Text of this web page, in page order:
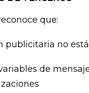
que:
publicitaria no
de